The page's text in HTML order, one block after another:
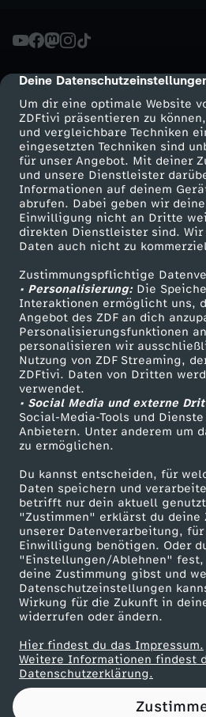
cmp-dialog-description
Deine
Um dir eine optimale Website
ZDFtivi präsentieren zu
und vergleichbare Techniken
eingesetzten Techniken sind
für unser Angebot. Mit deiner
und unsere Dienstleister
Informationen auf deinem
abrufen. Dabei geben wir
Einwilligung nicht an Dritte
direkten Dienstleister sind. Wir
Daten auch nicht zu
Zustimmungspflichtige
• Personalisierung:Die
Interaktionen ermöglicht uns,
Angebot des ZDF an dich
Personalisierungsfunktionen
personalisieren wir
Nutzung von ZDF Streaming,
ZDFtivi. Daten von Dritten
verwendet.
• Social Media und externe
Social-Media-Tools und
Anbietern. Unter anderem um
zu ermöglichen.
Du kannst entscheiden, für
Daten speichern und
betrifft nur dein aktuell
"Zustimmen" erklärst du deine
unserer Datenverarbeitung,
Einwilligung benötigen. Oder
"Einstellungen/Ablehnen" fest,
deine Zustimmung gibst und
Datenschutzeinstellungen
Wirkung für die Zukunft in
widerrufen oder ändern.
Hier findest du das Impressum.
Weitere Informationen findest
Datenschutzerklärung.
ä
c
h
-
H
a
a
s
e
(
C
D
U
)
z
u
S
t
Mehr ZDF
ZDF-Apps
Smart TV
ZDFtext
Livestreams
Sendungen A-Z
TV-Programm
Hilfe
ZDF Unternehmen
Karriere
ZDF goes Schule
Werbefernsehen
Mainzelmännchen
Partner